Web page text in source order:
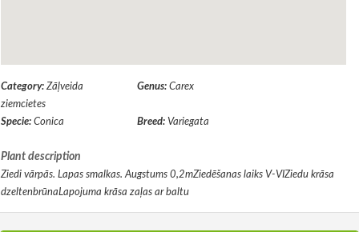
Category: Zāļveida
ziemcietes
Genus: Carex
Specie: Conica Breed: Variegata
Plant description
Ziedi vārpās. Lapas smalkas. Augstums 0,2mZiedēšanas laiks V-VIZiedu krāsa
dzeltenbrūnaLapojuma krāsa zaļas ar baltu